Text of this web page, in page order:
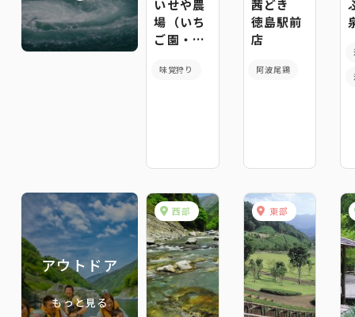
いせや農
場（いち
ご園・梨
味覚狩り
茜どき
徳島駅前
店
阿波尾鶏
アウトドア
もっと見る
西部 東部